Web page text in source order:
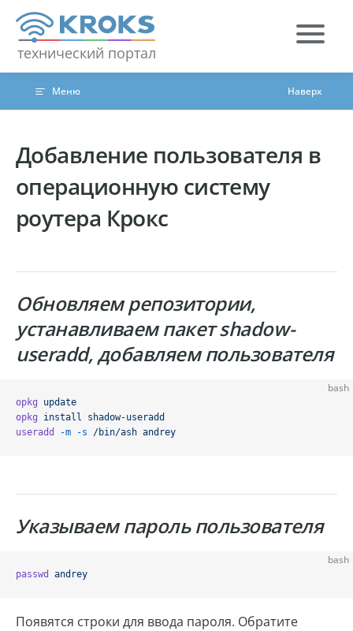
Skip to content
технический портал
Меню Наверх
Добавление пользователя в
операционную систему
роутера Крокс
Обновляем репозитории,
устанавливаем пакет shadow-
useradd, добавляем пользователя
bash
opkg update
opkg install shadow-useradd
useradd
-m -s /bin/ash andrey
Указываем пароль пользователя
bash
passwd andrey
Появятся строки для ввода пароля. Обратите